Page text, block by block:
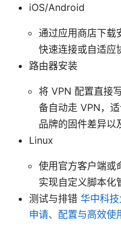
iOS/Android
通过应用商店下载
快速连接或自适应
路由器安装
将 VPN 配置直接
备自动走 VPN，
品牌的固件差异以
Linux
使用官方客户端或
实现自定义脚本化
测试与排错 华中科
申请、配置与高效使